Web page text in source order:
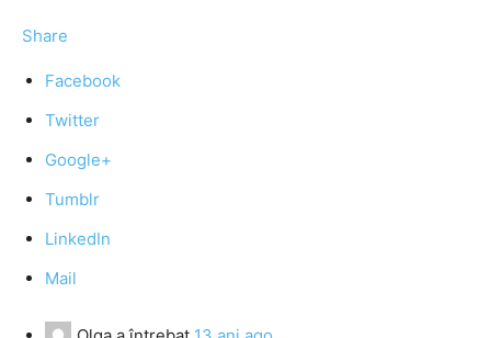
Share
Facebook
Twitter
Google+
Tumblr
LinkedIn
Mail